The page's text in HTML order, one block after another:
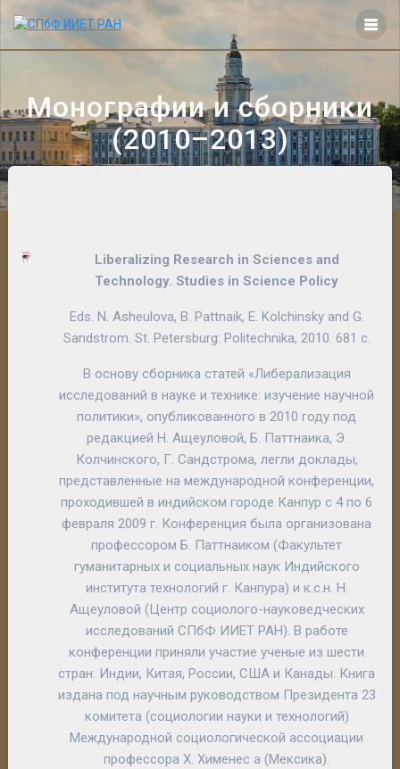
контенту
Монографии и сборники
(2010–2013)
Liberalizing Research in Sciences and
Technology. Studies in Science Policy
Еds. N. Asheulova, B. Pattnaik, E. Kolchinsky and G.
Sandstrom. St. Petersburg: Politechnika, 2010. 681 c.
В основу сборника статей «Либерализация
исследований в науке и технике: изучение научной
политики», опубликованного в 2010 году под
редакцией Н. Ащеуловой, Б. Паттнаика, Э.
Колчинского, Г. Сандстрома, легли доклады,
представленные на международной конференции,
проходившей в индийском городе Канпур с 4 по 6
февраля 2009 г. Конференция была организована
профессором Б. Паттнаиком (Факультет
гуманитарных и социальных наук Индийского
института технологий г. Канпура) и к.с.н. Н.
Ащеуловой (Центр социолого-науковедческих
исследований СПбФ ИИЕТ РАН). В работе
конференции приняли участие ученые из шести
стран: Индии, Китая, России, США и Канады. Книга
издана под научным руководством Президента 23
комитета (социологии науки и технологий)
Международной социологической ассоциации
профессора Х. Хименес а (Мексика).